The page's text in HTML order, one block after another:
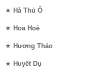
★ Hà Thủ Ô
★ Hoa Hoè
★ Hương Thảo
★ Huyết Dụ